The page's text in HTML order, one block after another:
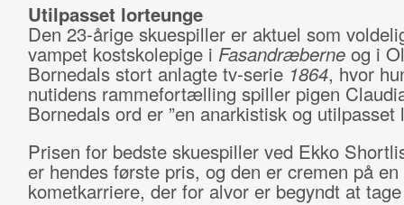
Utilpasset lorteunge
Den 23-årige skuespiller er aktuel som
vampet kostskolepige i Fasandræberneog i
Bornedals stort anlagte tv-serie 1864, hvor
nutidens rammefortælling spiller pigen
Bornedals ord er ”en anarkistisk og utilpasset
Prisen for bedste skuespiller ved Ekko
er hendes første pris, og den er cremen på en
kometkarriere, der for alvor er begyndt at